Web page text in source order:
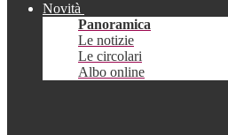
Novità
Panoramica
Le notizie
Le circolari
Albo online